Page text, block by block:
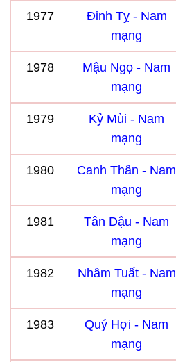
1977
Đinh Tỵ - Nam
mạng
1978
Mậu Ngọ - Nam
mạng
1979
Kỷ Mùi - Nam
mạng
1980
Canh Thân - Nam
mạng
1981
Tân Dậu - Nam
mạng
1982
Nhâm Tuất - Nam
mạng
1983
Quý Hợi - Nam
mạng